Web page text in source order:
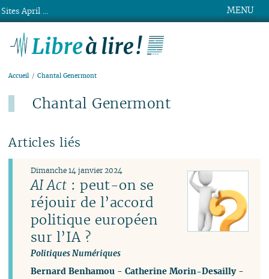
MENU
Accueil Chantal Genermont
Chantal Genermont
Articles liés
AI Act : peut-on se
réjouir de l’accord
politique européen
sur l’IA ?
Politiques Numériques
Dimanche 14 janvier 2024
Bernard Benhamou -Catherine Morin-Desailly-
Sites April ...